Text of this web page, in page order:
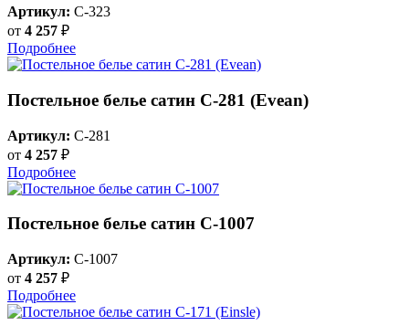
Артикул: C-323
от 4 257 ₽
Подробнее
Постельное белье сатин С-281 (Evean)
Артикул: C-281
от 4 257 ₽
Подробнее
Постельное белье сатин C-1007
Артикул: C-1007
от 4 257 ₽
Подробнее